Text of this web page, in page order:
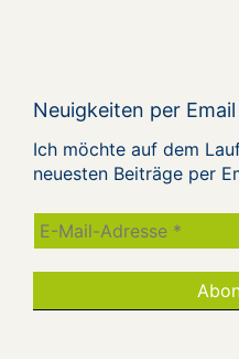
Neuigkeiten per Email
Ich möchte auf dem
neuesten Beiträge per